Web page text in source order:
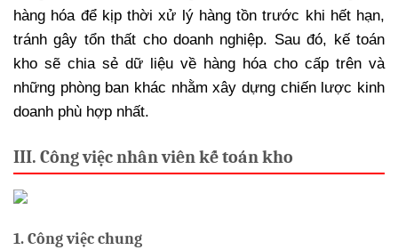
hàng hóa để kịp thời xử lý hàng tồn trước khi hết hạn,
tránh gây tổn thất cho doanh nghiệp. Sau đó, kế toán
kho sẽ chia sẻ dữ liệu về hàng hóa cho cấp trên và
những phòng ban khác nhằm xây dựng chiến lược kinh
doanh phù hợp nhất.
III. Công việc nhân viên kế toán kho
1. Công việc chung